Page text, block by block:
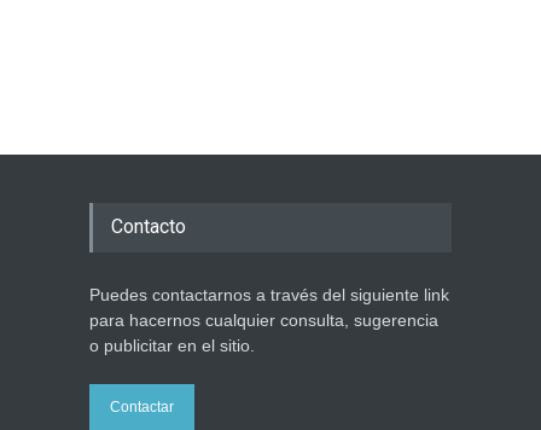
Contacto
Puedes contactarnos a través del siguiente link
para hacernos cualquier consulta, sugerencia
o publicitar en el sitio.
Contactar